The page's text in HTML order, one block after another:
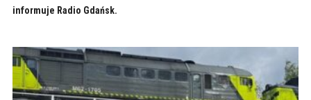
informuje Radio Gdańsk.